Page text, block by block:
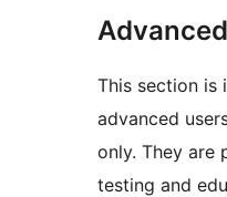
This section is
advanced
only. They are
testing and